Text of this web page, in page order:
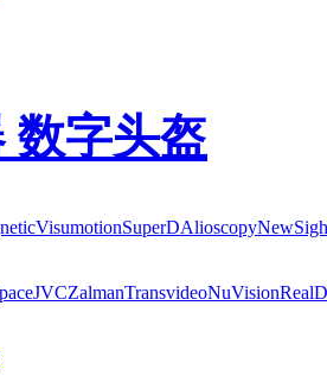
数字头盔
VisumotionSuperDAlioscopy
JVCZalmanTransvideoNuVisionRealD